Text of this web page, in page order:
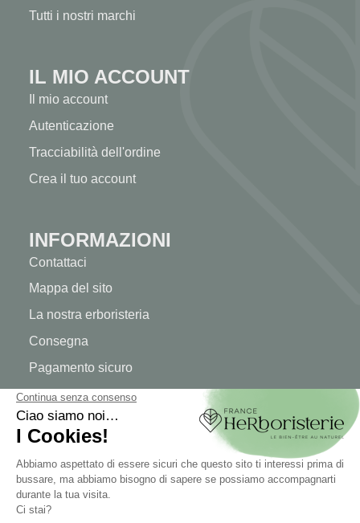
Tutti i nostri marchi
IL MIO ACCOUNT
Il mio account
Autenticazione
Tracciabilità dell'ordine
Crea il tuo account
INFORMAZIONI
Contattaci
Mappa del sito
La nostra erboristeria
Consegna
Pagamento sicuro
INFORMAZIONI LEGALI
Termini e condizioni di vendita